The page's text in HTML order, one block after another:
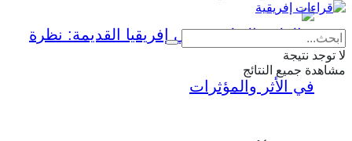
لا توجد نتيجة
مشاهدة جميع النتائج